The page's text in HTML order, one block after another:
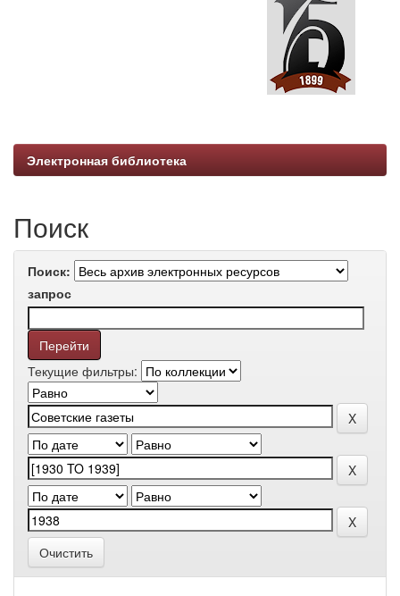
Электронная библиотека
Поиск
Поиск:
запрос
Текущие фильтры:
Очистить